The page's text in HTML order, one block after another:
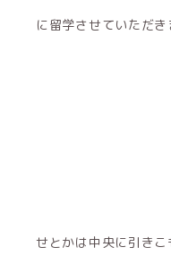
に留学させていただき
せとかは中央に引き